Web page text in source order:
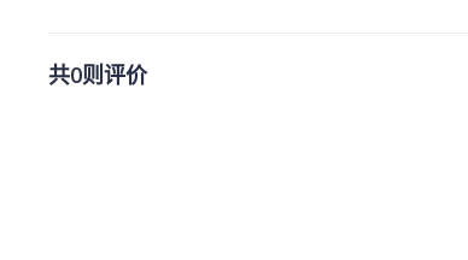
共0则评价